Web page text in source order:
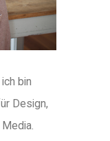
bin
Design,